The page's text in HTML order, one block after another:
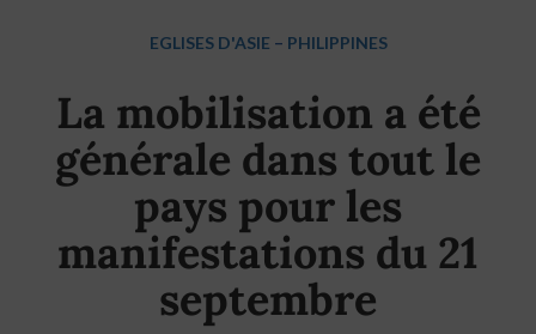
EGLISES D'ASIE – PHILIPPINES
La mobilisation a été
générale dans tout le
pays pour les
manifestations du 21
septembre